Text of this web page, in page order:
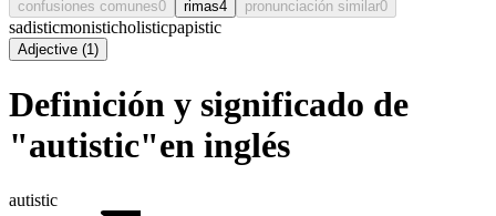
confusiones comunes0 rimas4 pronunciación similar0
sadisticmonisticholisticpapistic
Adjective (1)
Definición y significado de
"autistic"en inglés
autistic